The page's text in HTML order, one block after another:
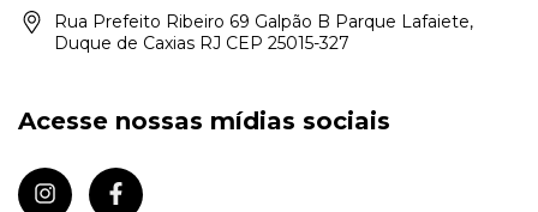
Rua Prefeito Ribeiro 69 Galpão B Parque Lafaiete,
Duque de Caxias RJ CEP 25015-327
Acesse nossas mídias sociais